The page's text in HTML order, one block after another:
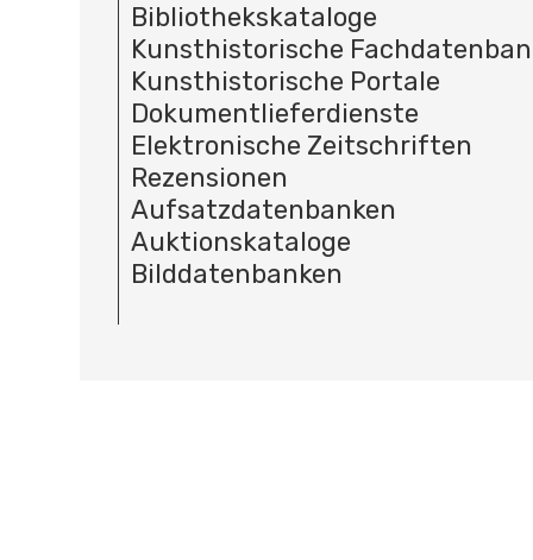
Bibliothekskataloge
Kunsthistorische
Kunsthistorische Portale
Dokumentlieferdienste
Elektronische Zeitschriften
Rezensionen
Aufsatzdatenbanken
Auktionskataloge
Bilddatenbanken